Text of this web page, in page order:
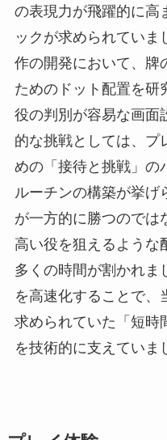
の表現力が飛躍的に高
ックが求められていま
作の開発において、牌
ためのドット配置を研
役の判別が容易な画面
的な挑戦としては、プ
めの「接待と挑戦」の
ルーチンの構築が挙げ
が一方的に勝つのでは
高い役を狙えるような
多くの時間が割かれま
を高速化することで、
求められていた「短時
を技術的に支えていま